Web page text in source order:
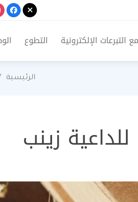
التبرعات الإلكترونية التطوع
الرئيسية
زينب